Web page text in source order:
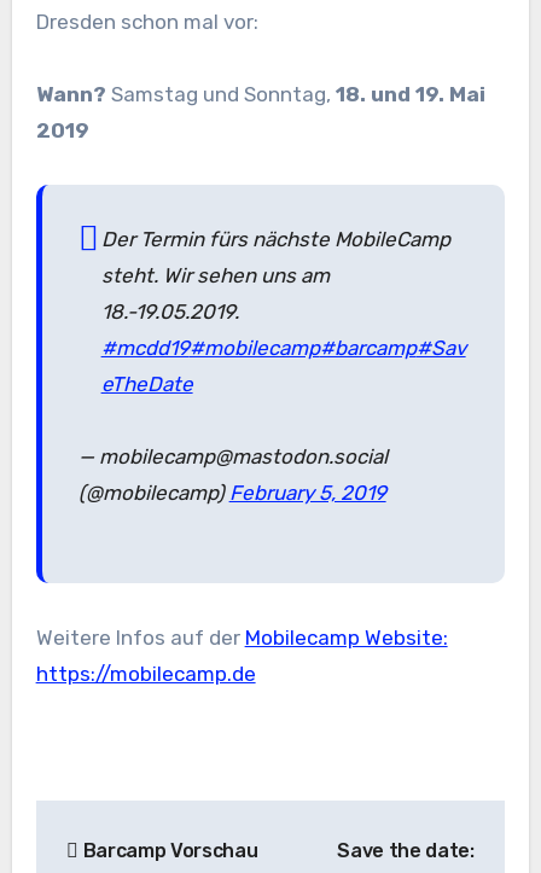
Dresden schon mal vor:
Wann? Samstag und Sonntag, 18. und 19. Mai
2019
Der Termin fürs nächste MobileCamp
steht. Wir sehen uns am
18.-19.05.2019.
#mcdd19#mobilecamp#barcamp#Sav
eTheDate
— mobilecamp@mastodon.social
(@mobilecamp) February 5, 2019
Weitere Infos auf der Mobilecamp Website:
https://mobilecamp.de
Barcamp Vorschau
Save the date: